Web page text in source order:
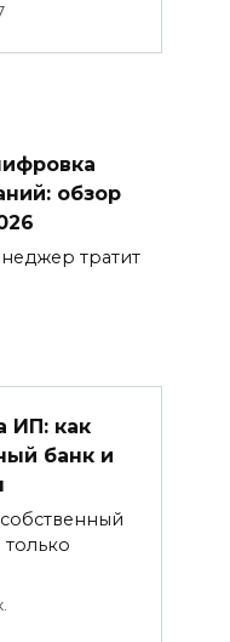
обзор
тратит
ИП: как
банк и